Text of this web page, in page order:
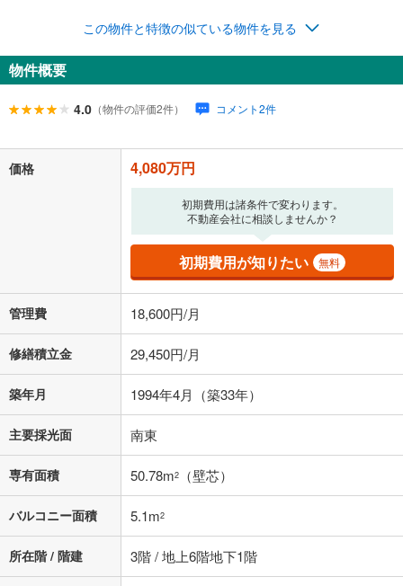
ナス時の増額分（1回分）を入力してください。
ボーナス払いの限度額は金融機関によって異なります。
閉じる
月々の返済額
ローン返済額 105,910円（頭金比率 0 %）
＋管理費
「金利」については、ご利用を予定されている金融機関等にご確認の
る値は、実際の金融機関等における貸出金利とは何ら関係がなく、実際
の金融機関等における貸出金利を何ら保証するものではありません。返
済方法「元利均等返済」にて算出しております。入力された金利を35年
適用した場合の計算結果を表示しています。
その他月額費用や、初期費用がかかります。ご注意ください。実際にお
条件によってお借り入れができないことがあります。
不動産会社に購入相談をする
閉じる
この物件と特徴の似ている物件を見る
物件概要
4.0 （物件の評価2件） コメント2件
価格 4,080万円
初期費用は諸条件で変わります。
不動産会社に相談しませんか？
初期費用が知りたい 無料
管理費 18,600円/月
修繕積立金 29,450円/月
築年月 1994年4月（築33年）
主要採光面 南東
専有面積 50.78m2 （壁芯）
バルコニー面積 5.1m2
所在階 / 階建 3階 / 地上6階地下1階